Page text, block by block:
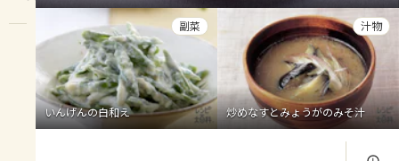
トーク
よくあるお問い合わせ
お買い物
いんげんの白和え
副菜
炒めなすとみょうがのみそ汁
汁物